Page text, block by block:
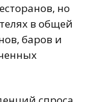
но
в общей
баров и